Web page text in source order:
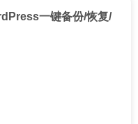
一键备份/恢复/